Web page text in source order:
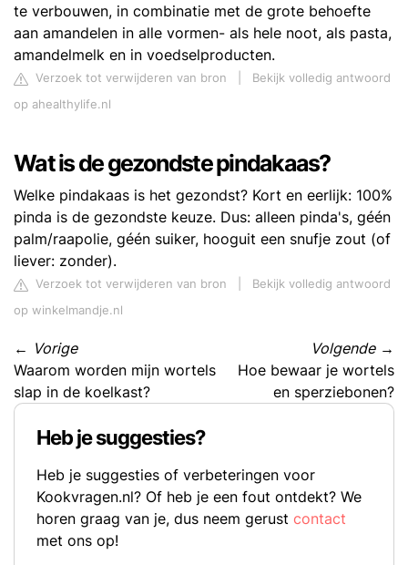
te verbouwen, in combinatie met de grote behoefte
aan amandelen in alle vormen- als hele noot, als pasta,
amandelmelk en in voedselproducten.
Verzoek tot verwijderen van bron
Bekijk volledig antwoord
op ahealthylife.nl
Wat is de gezondste pindakaas?
Welke pindakaas is het gezondst? Kort en eerlijk: 100%
pinda is de gezondste keuze. Dus: alleen pinda's, géén
palm/raapolie, géén suiker, hooguit een snufje zout (of
liever: zonder).
Verzoek tot verwijderen van bron
Bekijk volledig antwoord
op winkelmandje.nl
← Vorige
Waarom worden mijn wortels
slap in de koelkast?
Volgende→
Hoe bewaar je wortels
en sperziebonen?
Heb je suggesties?
Heb je suggesties of verbeteringen voor
Kookvragen.nl? Of heb je een fout ontdekt? We
horen graag van je, dus neem gerust contact
met ons op!